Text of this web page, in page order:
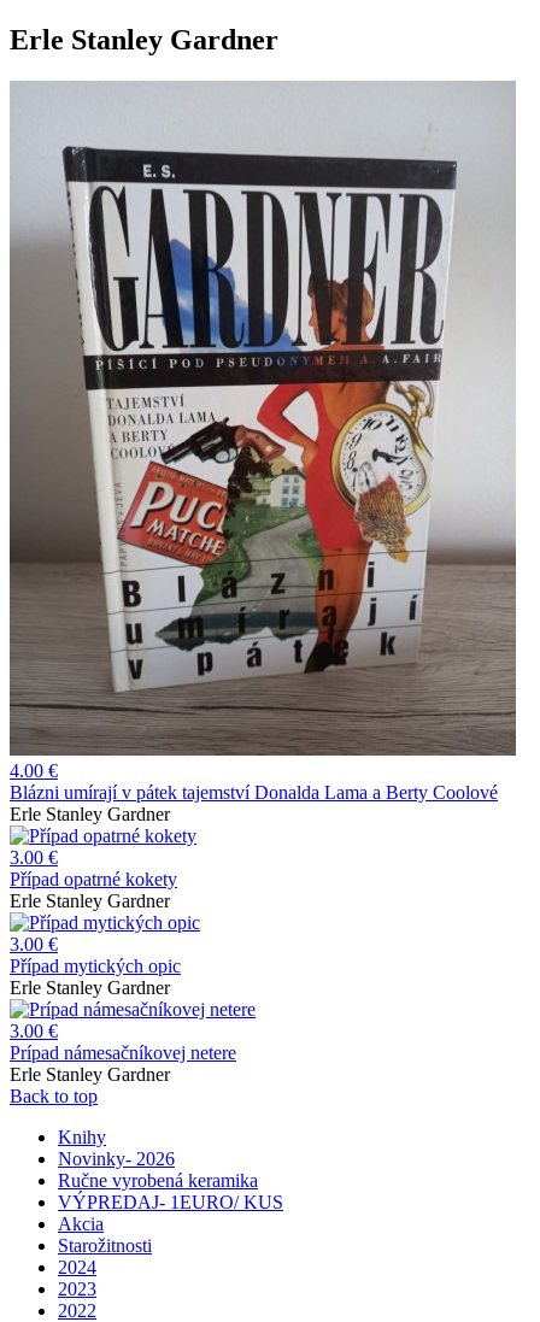
Erle Stanley Gardner
4.00 €
Blázni umírají v pátek tajemství Donalda Lama a Berty Coolové
Erle Stanley Gardner
3.00 €
Případ opatrné kokety
Erle Stanley Gardner
3.00 €
Případ mytických opic
Erle Stanley Gardner
3.00 €
Prípad námesačníkovej netere
Erle Stanley Gardner
Back to top
Knihy
Novinky- 2026
Ručne vyrobená keramika
VÝPREDAJ- 1EURO/ KUS
Akcia
Starožitnosti
2024
2023
2022